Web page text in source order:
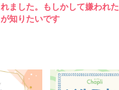
れました。もしかして嫌われ
が知りたいです